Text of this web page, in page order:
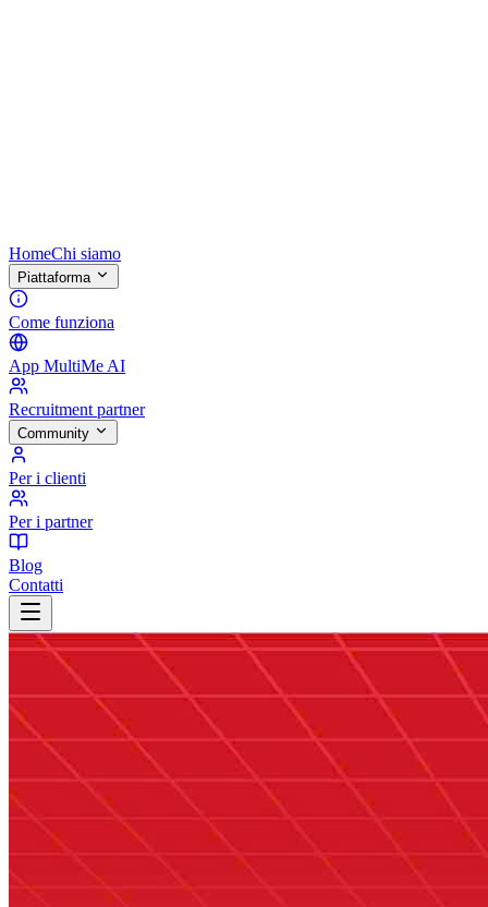
HomeChi siamo
Piattaforma
Come funziona
App MultiMe AI
Recruitment partner
Community
Per i clienti
Per i partner
Blog
Contatti